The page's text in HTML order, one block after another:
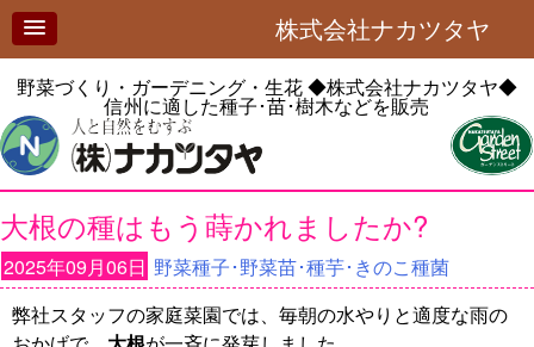
株式会社ナカツタヤ
野菜づくり・ガーデニング・生花◆株式会社ナカツタヤ◆
信州に適した種子･苗･樹木などを販売
大根の種はもう蒔かれましたか?
2025年09月06日 野菜種子･野菜苗･種芋･きのこ種菌
弊社スタッフの家庭菜園では、毎朝の水やりと適度な雨の